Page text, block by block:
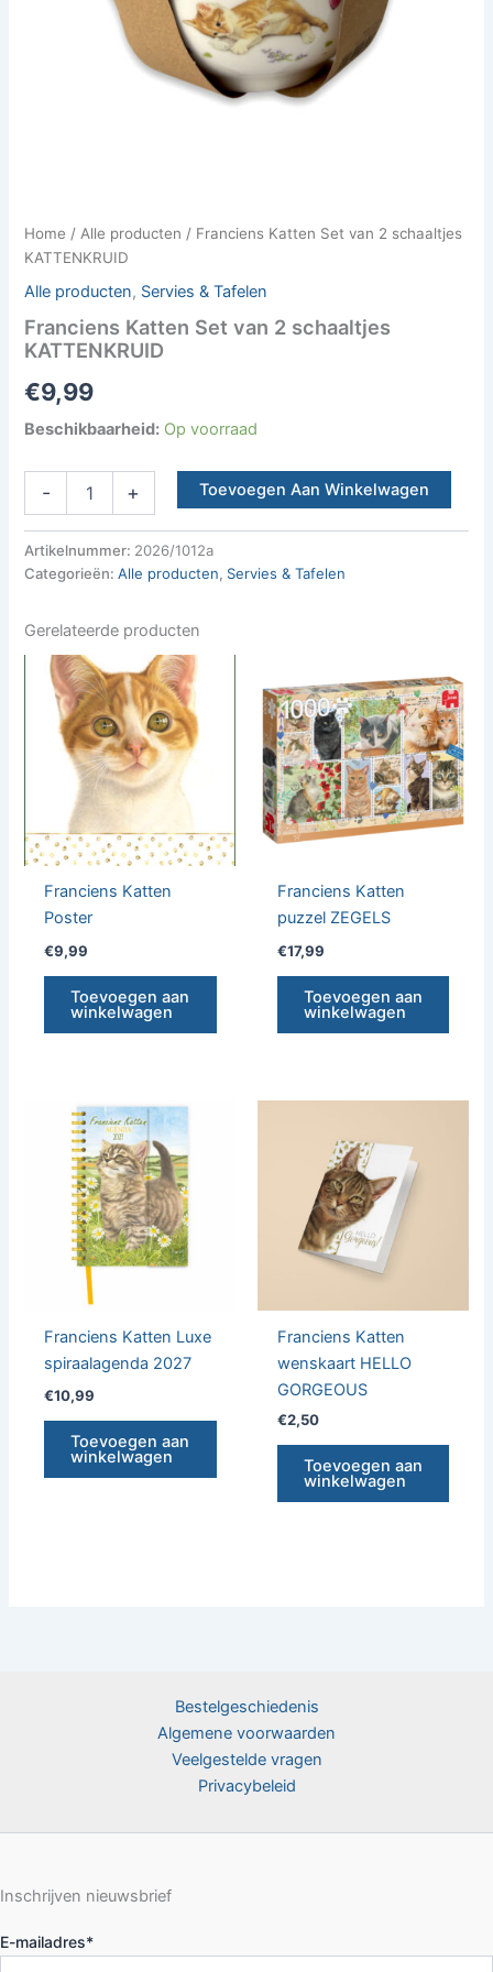
Home / Alle producten / Franciens Katten Set van 2 schaaltjes
KATTENKRUID
Alle producten, Servies & Tafelen
Franciens Katten Set van 2 schaaltjes
KATTENKRUID
€9,99
Beschikbaarheid: Op voorraad
-
van
2
aantal
+ Toevoegen Aan Winkelwagen
Artikelnummer: 2026/1012a
Categorieën:Alle producten, Servies & Tafelen
Gerelateerde producten
Franciens Katten
Poster
€9,99
Toevoegen aan
winkelwagen
Franciens Katten
puzzel ZEGELS
€17,99
Toevoegen aan
winkelwagen
Franciens Katten Luxe
spiraalagenda 2027
€10,99
Toevoegen aan
winkelwagen
Franciens Katten
wenskaart HELLO
GORGEOUS
€2,50
Toevoegen aan
winkelwagen
Bestelgeschiedenis
Algemene voorwaarden
Veelgestelde vragen
Privacybeleid
Inschrijven nieuwsbrief
E-mailadres*